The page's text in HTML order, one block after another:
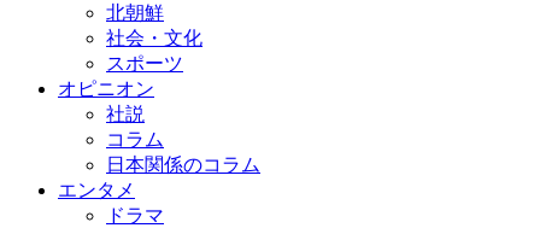
北朝鮮
社会・文化
スポーツ
オピニオン
社説
コラム
日本関係のコラム
エンタメ
ドラマ